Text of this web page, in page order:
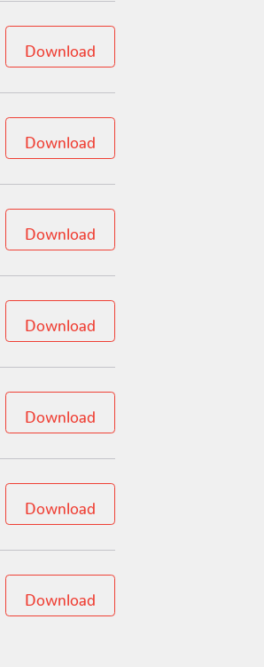
Download
Download
Download
Download
Download
Download
Download